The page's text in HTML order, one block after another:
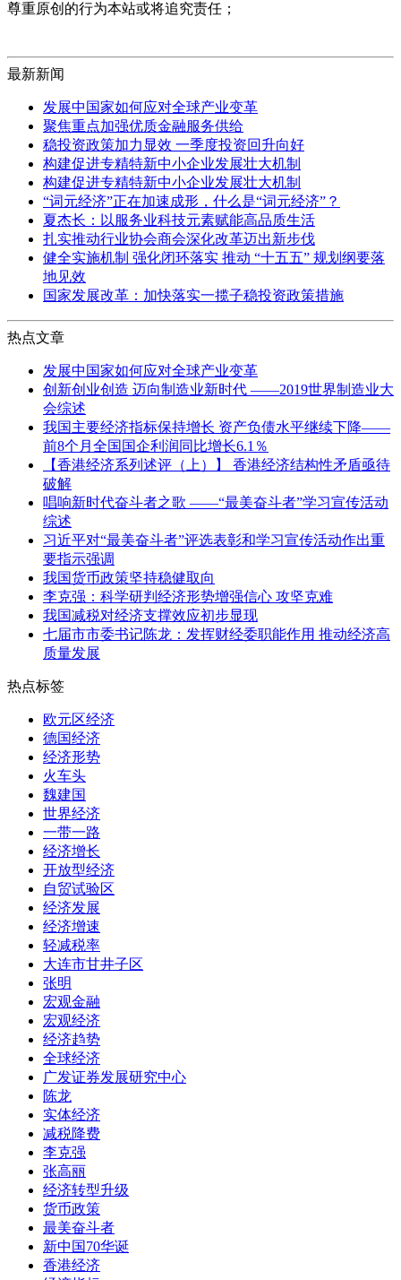
尊重原创的行为本站或将追究责任；
最新新闻
发展中国家如何应对全球产业变革
聚焦重点加强优质金融服务供给
稳投资政策加力显效 一季度投资回升向好
构建促进专精特新中小企业发展壮大机制
构建促进专精特新中小企业发展壮大机制
“词元经济”正在加速成形，什么是“词元经济”？
夏杰长：以服务业科技元素赋能高品质生活
扎实推动行业协会商会深化改革迈出新步伐
健全实施机制 强化闭环落实 推动 “十五五” 规划纲要落
地见效
国家发展改革：加快落实一揽子稳投资政策措施
热点文章
发展中国家如何应对全球产业变革
创新创业创造 迈向制造业新时代 ——2019世界制造业大
会综述
我国主要经济指标保持增长 资产负债水平继续下降——
前8个月全国国企利润同比增长6.1％
【香港经济系列述评（上）】 香港经济结构性矛盾亟待
破解
唱响新时代奋斗者之歌 ——“最美奋斗者”学习宣传活动
综述
习近平对“最美奋斗者”评选表彰和学习宣传活动作出重
要指示强调
我国货币政策坚持稳健取向
李克强：科学研判经济形势增强信心 攻坚克难
我国减税对经济支撑效应初步显现
七届市市委书记陈龙：发挥财经委职能作用 推动经济高
质量发展
热点标签
欧元区经济
德国经济
经济形势
火车头
魏建国
世界经济
一带一路
经济增长
开放型经济
自贸试验区
经济发展
经济增速
轻减税率
大连市甘井子区
张明
宏观金融
宏观经济
经济趋势
全球经济
广发证券发展研究中心
陈龙
实体经济
减税降费
李克强
张高丽
经济转型升级
货币政策
最美奋斗者
新中国70华诞
香港经济